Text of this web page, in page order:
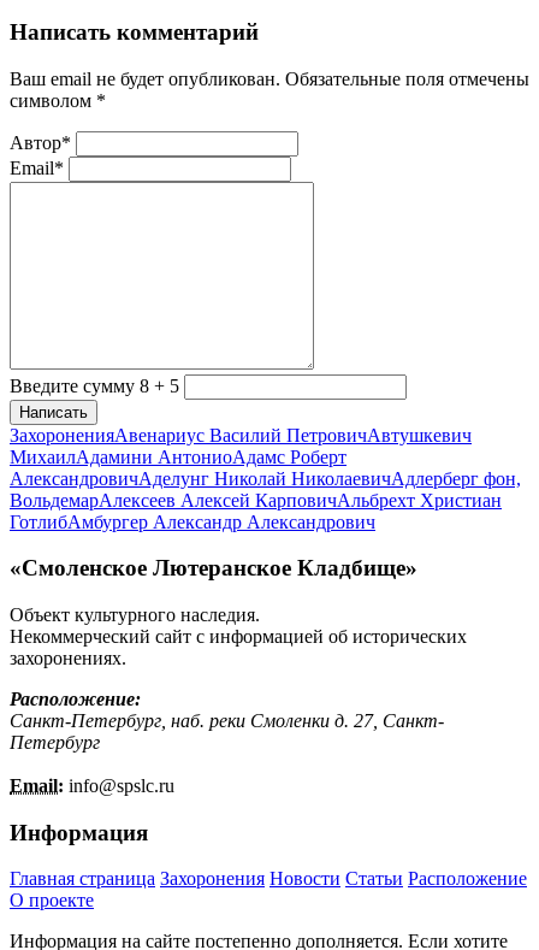
Написать комментарий
Ваш email не будет опубликован. Обязательные поля отмечены
символом *
Автор*
Email*
Введите сумму 8 + 5
Написать
ЗахороненияАвенариус Василий ПетровичАвтушкевич
МихаилАдамини АнтониоАдамс Роберт
АлександровичАделунг Николай НиколаевичАдлерберг фон,
ВольдемарАлексеев Алексей КарповичАльбрехт Христиан
ГотлибАмбургер Александр Александрович
«Смоленское Лютеранское Кладбище»
Объект культурного наследия.
Некоммерческий сайт с информацией об исторических
захоронениях.
Расположение:
Санкт-Петербург, наб. реки Смоленки д. 27, Санкт-
Петербург
Email: info@spslc.ru
Информация
Главная страница Захоронения Новости Статьи Расположение
О проекте
Информация на сайте постепенно дополняется. Если хотите